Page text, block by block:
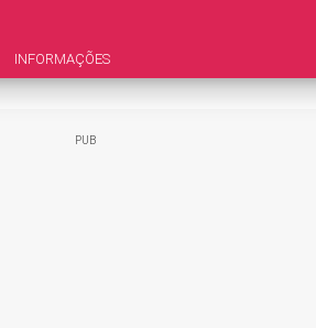
INFORMAÇÕES